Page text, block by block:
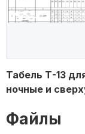
Табель Т-13
ночные и
Файлы